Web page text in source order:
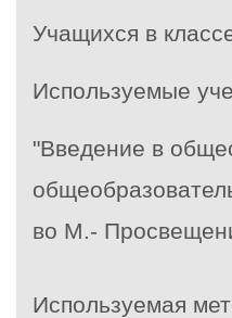
Учащихся в
Используемые
"Введение в
во М.-
Используемая